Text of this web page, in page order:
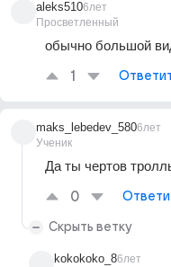
aleks510
Просветленный
6лет
обычно большой
1
maks_lebedev_580
Ученик
6лет
Да ты чертов
0
Скрыть ветку
kokokoko_86лет